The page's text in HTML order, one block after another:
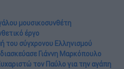
μουσικοσυνθέτη
έργο
του σύγχρονου Ελληνισμού
Γιάννη Μαρκόπουλο
τον Παύλο για την αγάπη